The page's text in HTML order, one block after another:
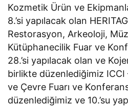
Kozmetik Ürün ve
8.’si yapılacak olan
Restorasyon, Arkeoloji,
Kütüphanecilik Fuar ve
28.’si yapılacak olan ve
birlikte düzenlediğimiz ICCI
ve Çevre Fuarı ve
düzenlediğimiz ve 10.’su